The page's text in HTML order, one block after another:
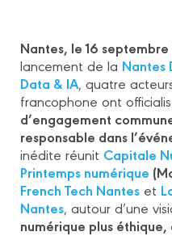
Nantes, le 16
lancement de la Nantes
Data & IA, quatre
francophone ont
d’engagement
responsable dans
inédite réunit Capitale
Printemps numérique
French Tech Nantes et
Nantes, autour d’une
numérique plus